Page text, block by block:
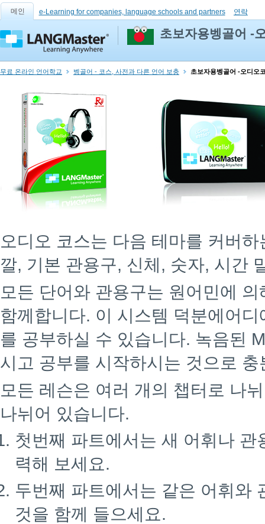
메인 e-Learning for companies, language schools and partners 연락
초보자용벵골어 -
무료 온라인 언어학교 벵골어 - 코스, 사전과 다른 언어 보충 초보자용벵골어 -오디오
오디오 코스는 다음 테마를 커버
깔, 기본 관용구, 신체, 숫자, 시간
모든 단어와 관용구는 원어민에
함께합니다. 이 시스템 덕분에어
를 공부하실 수 있습니다. 녹음된
시고 공부를 시작하시는 것으로 충
모든 레슨은 여러 개의 챕터로 나
나뉘어 있습니다.
첫번째 파트에서는 새 어휘나
력해 보세요.
두번째 파트에서는 같은 어휘와
것을 함께 들으세요.